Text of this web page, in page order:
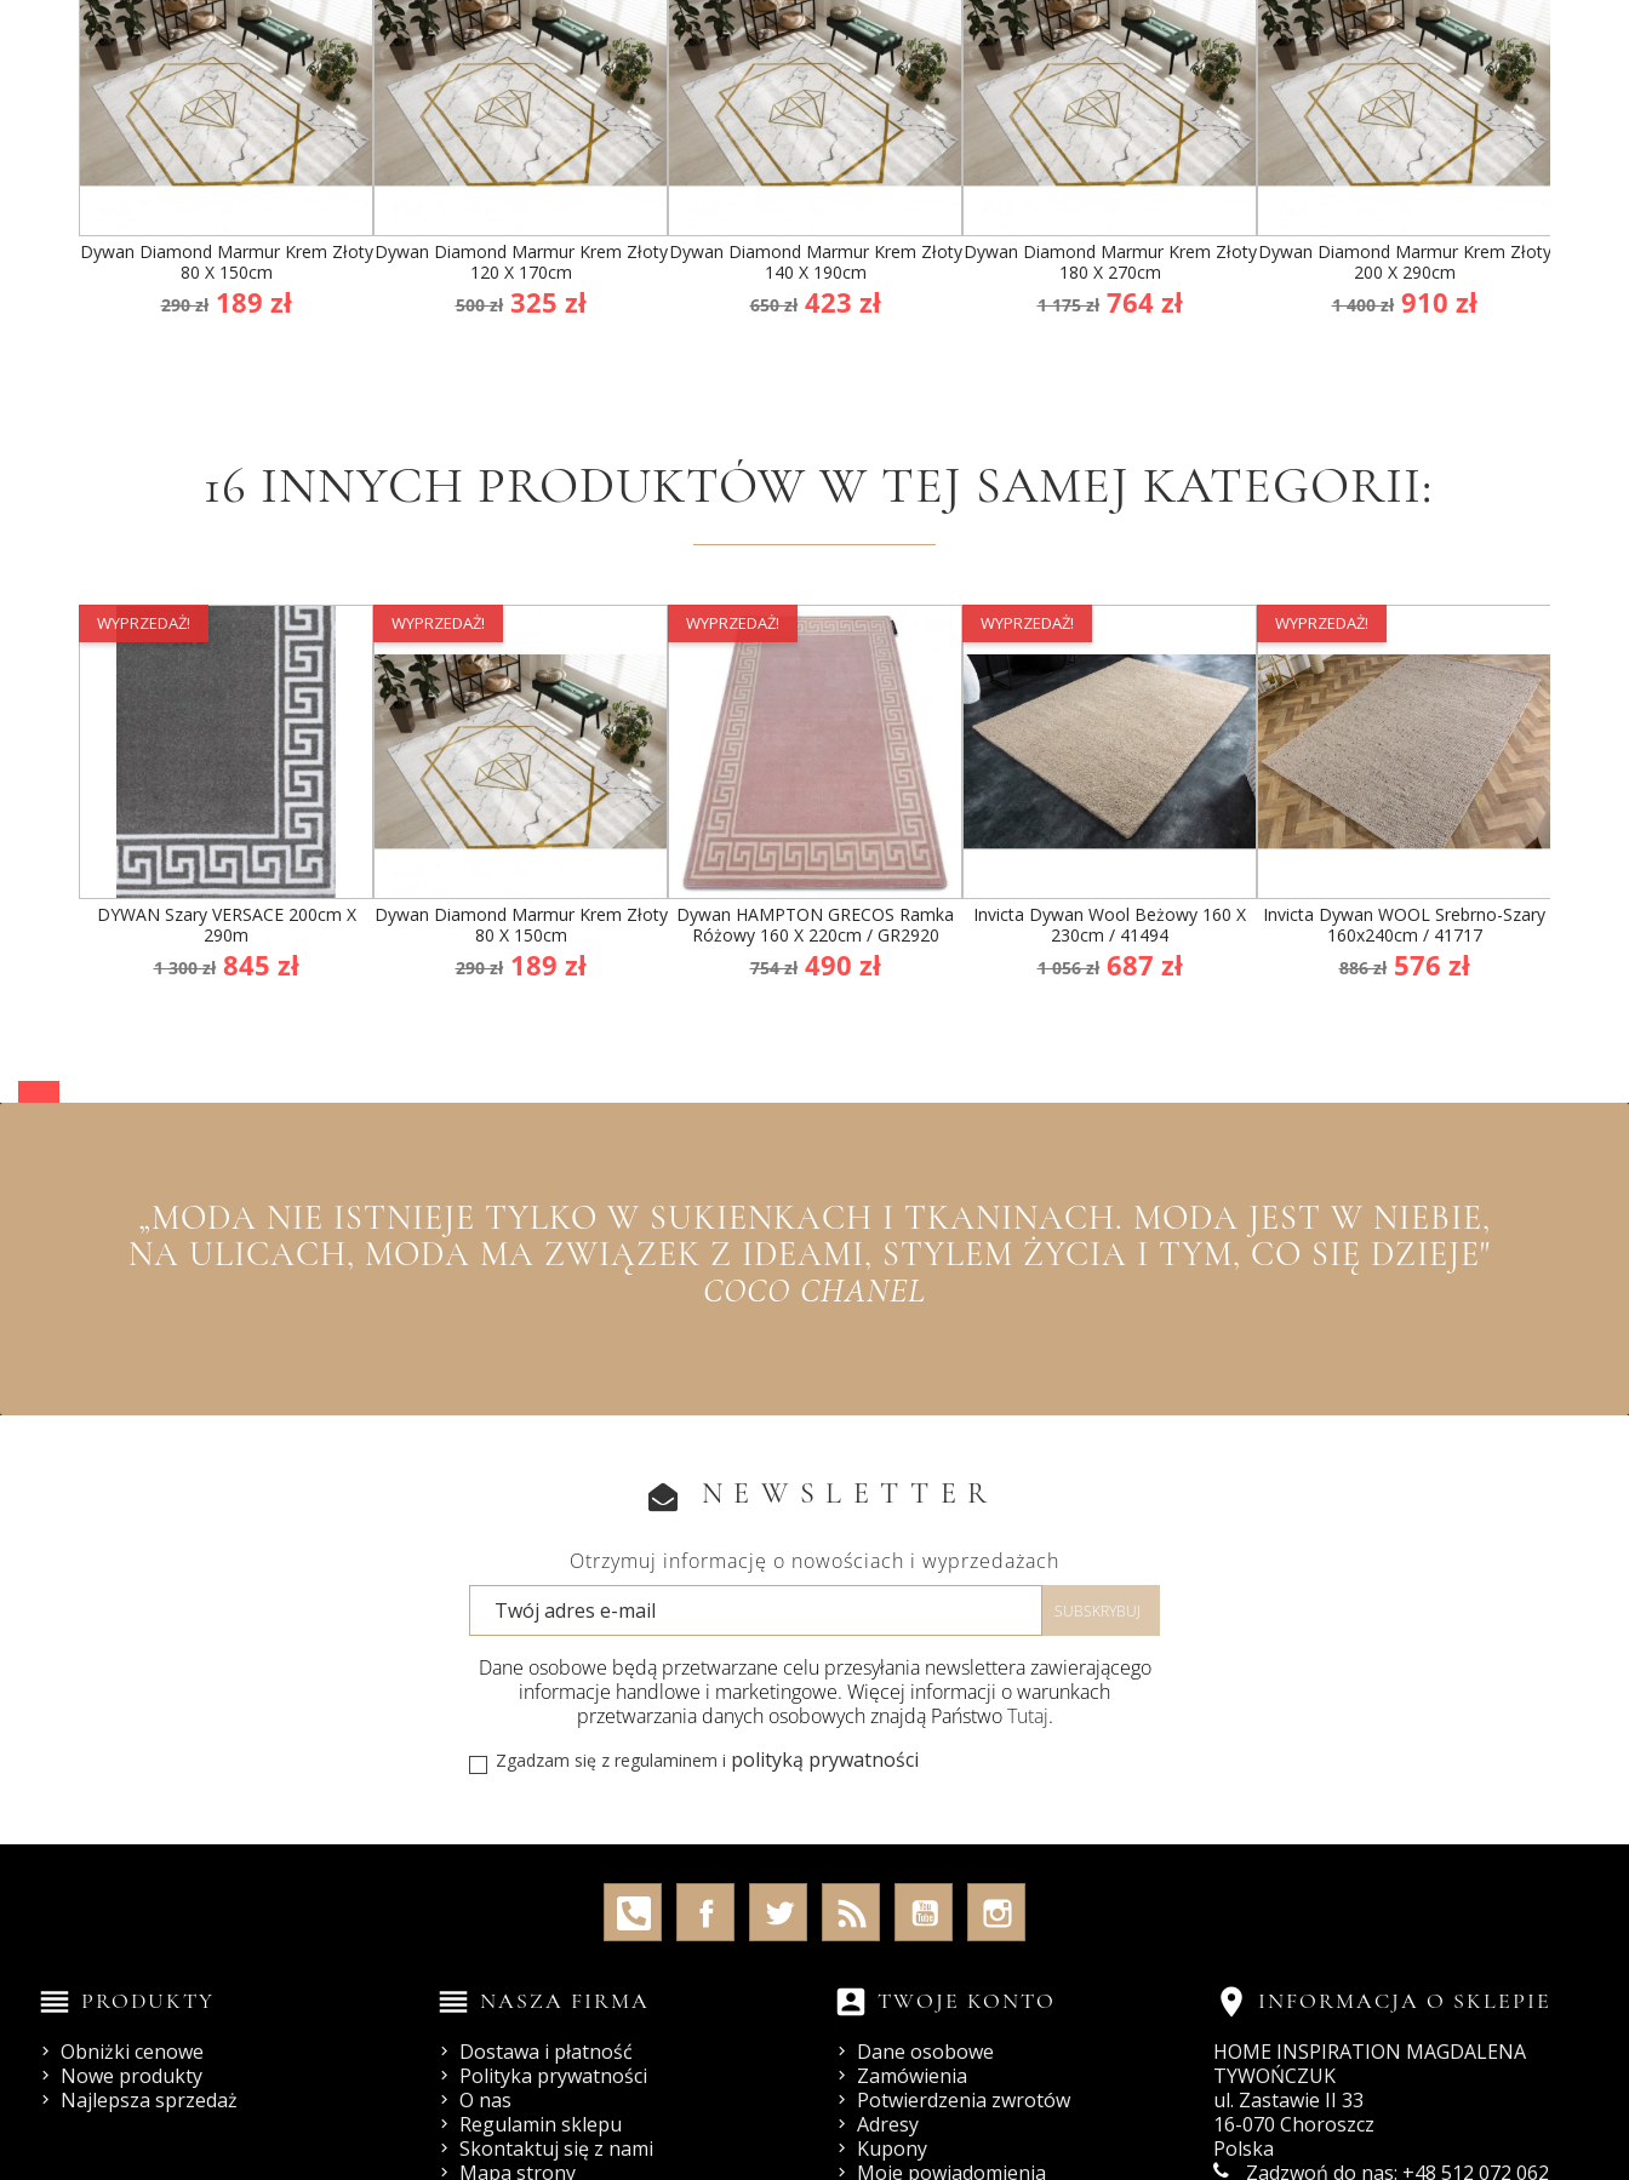
Dywan Diamond Marmur Krem Złoty
80 X 150cm
Cena
podstawowa
290 zł Cena
189 zł
Dywan Diamond Marmur Krem Złoty
120 X 170cm
Cena
podstawowa
500 zł Cena
325 zł
Dywan Diamond Marmur Krem Złoty
140 X 190cm
Cena
podstawowa
650 zł Cena
423 zł
Dywan Diamond Marmur Krem Złoty
180 X 270cm
Cena
podstawowa
1 175 zł Cena
764 zł
Dywan Diamond Marmur Krem Złoty
200 X 290cm
Cena
podstawowa
1 400 zł Cena
910 zł
16 INNYCH PRODUKTÓW W TEJ SAMEJ KATEGORII:
WYPRZEDAŻ!
DYWAN Szary VERSACE 200cm X
290m
Cena
podstawowa
1 300 zł Cena
845 zł
WYPRZEDAŻ!
Dywan Diamond Marmur Krem Złoty
80 X 150cm
Cena
podstawowa
290 zł Cena
189 zł
WYPRZEDAŻ!
Dywan HAMPTON GRECOS Ramka
Różowy 160 X 220cm / GR2920
Cena
podstawowa
754 zł Cena
490 zł
WYPRZEDAŻ!
Invicta Dywan Wool Beżowy 160 X
230cm / 41494
Cena
podstawowa
1 056 zł Cena
687 zł
WYPRZEDAŻ!
Invicta Dywan WOOL Srebrno-Szary
160x240cm / 41717
Cena
podstawowa
886 zł Cena
576 zł
„MODA NIE ISTNIEJE TYLKO W SUKIENKACH I TKANINACH. MODA JEST W NIEBIE,
NA ULICACH, MODA MA ZWIĄZEK Z IDEAMI, STYLEM ŻYCIA I TYM, CO SIĘ DZIEJE"
COCO CHANEL
NEWSLETTER
Otrzymuj informację o nowościach i wyprzedażach
Dane osobowe będą przetwarzane celu przesyłania newslettera zawierającego
informacje handlowe i marketingowe. Więcej informacji o warunkach
przetwarzania danych osobowych znajdą PaństwoTutaj.
Zgadzam się z regulaminem i polityką prywatności
reorder PRODUKTY
Obniżki cenowe
Nowe produkty
Najlepsza sprzedaż
reorder NASZA FIRMA
Dostawa i płatność
Polityka prywatności
O nas
Regulamin sklepu
Skontaktuj się z nami
Mapa strony
account_box TWOJE KONTO
Dane osobowe
Zamówienia
Potwierdzenia zwrotów
Adresy
Kupony
Moje powiadomienia

INFORMACJA O SKLEPIE
HOME INSPIRATION MAGDALENA
TYWOŃCZUK
ul. Zastawie II 33
16-070 Choroszcz
Polska
Zadzwoń do nas: +48 512 072 062